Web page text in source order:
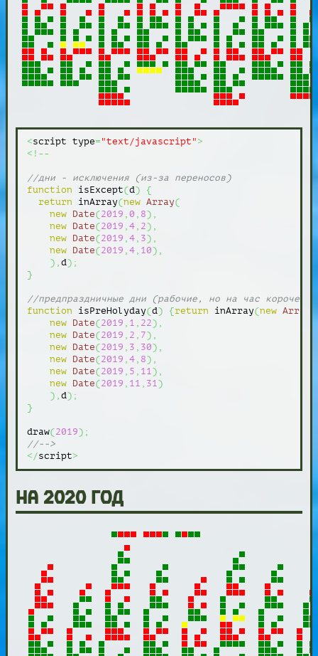
<script type= "text/javascript" >
<!--
//дни - исключения (из-за переносов)
function isExcept(d)
{
return inArray(new Array(
new
Date(2019 , 0 , 8) ,
new
Date(2019 , 4, 2) ,
new
Date(2019 , 4, 3) ,
new
Date(2019 , 4, 10) ,
) , d) ;
}
//предпраздничные дни (рабочие, но на час короче)
function isPreHolyday(d) {return inArray(new Array
new
Date(2019 , 1 , 22) ,
new
Date(2019 , 2 , 7) ,
new
Date(2019 , 3 , 30) ,
new
Date(2019 , 4, 8) ,
new
Date(2019 , 5 , 11) ,
new
Date(2019 , 11 , 31)
) , d) ;
}
draw(2019) ;
//-->
</script>
на 2020 год